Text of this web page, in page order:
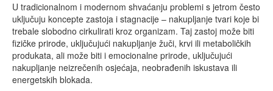
U tradicionalnom i modernom shvaćanju problemi s jetrom često
uključuju koncepte zastoja i stagnacije – nakupljanje tvari koje bi
trebale slobodno cirkulirati kroz organizam. Taj zastoj može biti
fizičke prirode, uključujući nakupljanje žuči, krvi ili metaboličkih
produkata, ali može biti i emocionalne prirode, uključujući
nakupljanje neizrečenih osjećaja, neobrađenih iskustava ili
energetskih blokada.